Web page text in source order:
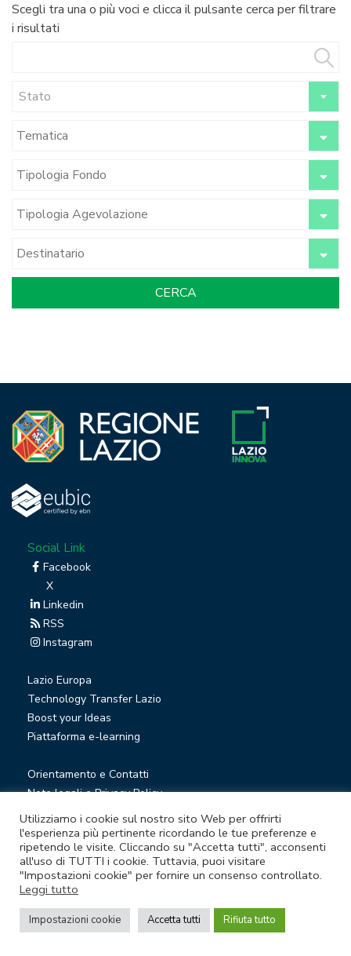
Scegli tra una o più voci e clicca il pulsante cerca per filtrare
i risultati
Stato
Social Link
Facebook
X
Linkedin
RSS
Instagram
Lazio Europa
Technology Transfer Lazio
Boost your Ideas
Piattaforma e-learning
Orientamento e Contatti
Note legali e Privacy Policy
Privacy Newsletter
Società trasparente
Whistleblowing
© Lazio Innova S.p.A. società soggetta a direzione e
coordinamento della Regione Lazio
Sede legale Via Marco Aurelio 26 A - 00184 Roma
Utilizziamo i cookie sul nostro sito Web per offrirti
l'esperienza più pertinente ricordando le tue preferenze e
ripetendo le visite. Cliccando su "Accetta tutti", acconsenti
all'uso di TUTTI i cookie. Tuttavia, puoi visitare
"Impostazioni cookie" per fornire un consenso controllato.
Leggi tutto
Impostazioni cookie Accetta tutti Rifiuta tutto